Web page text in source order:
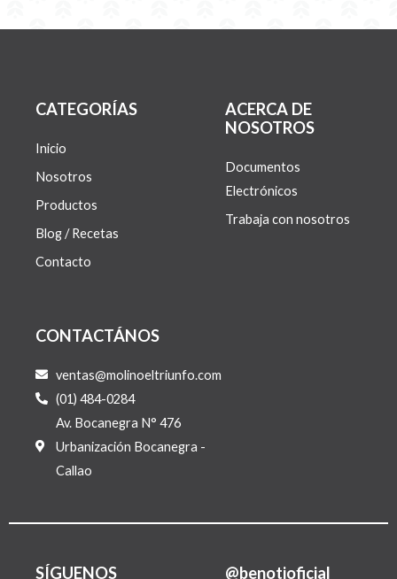
CATEGORÍAS
Inicio
Nosotros
Productos
Blog / Recetas
Contacto
ACERCA DE
NOSOTROS
Documentos
Electrónicos
Trabaja con nosotros
CONTACTÁNOS
ventas@molinoeltriunfo.com
(01) 484-0284
Av. Bocanegra N° 476
Urbanización Bocanegra -
Callao
SÍGUENOS @benotioficial